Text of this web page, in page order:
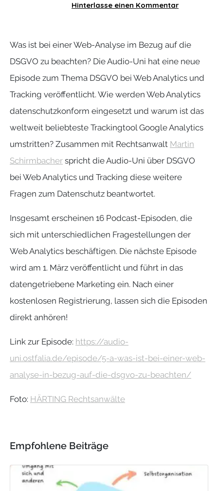
Hinterlasse einen Kommentar
Was ist bei einer Web-Analyse im Bezug auf die
DSGVO zu beachten? Die Audio-Uni hat eine neue
Episode zum Thema DSGVO bei Web Analytics und
Tracking veröffentlicht. Wie werden Web Analytics
datenschutzkonform eingesetzt und warum ist das
weltweit beliebteste Trackingtool Google Analytics
umstritten? Zusammen mit Rechtsanwalt Martin
Schirmbacher spricht die Audio-Uni über DSGVO
bei Web Analytics und Tracking diese weitere
Fragen zum Datenschutz beantwortet.
Insgesamt erscheinen 16 Podcast-Episoden, die
sich mit unterschiedlichen Fragestellungen der
Web Analytics beschäftigen. Die nächste Episode
wird am 1. März veröffentlicht und führt in das
datengetriebene Marketing ein. Nach einer
kostenlosen Registrierung, lassen sich die Episoden
direkt anhören!
Link zur Episode: https://audio-
uni.ostfalia.de/episode/5-a-was-ist-bei-einer-web-
analyse-in-bezug-auf-die-dsgvo-zu-beachten/
Foto: HÄRTING Rechtsanwälte
Empfohlene Beiträge